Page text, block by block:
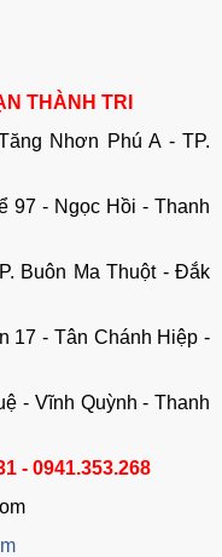
THÀNH TRI
Nhơn Phú A - TP.
97 - Ngọc Hồi - Thanh
Buôn Ma Thuột - Đắk
17 - Tân Chánh Hiệp -
- Vĩnh Quỳnh - Thanh
- 0941.353.268